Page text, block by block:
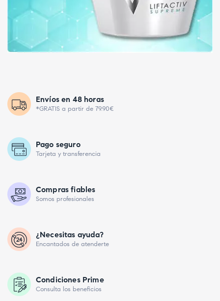
Envíos en 48 horas
*GRATIS a partir de 79.90€
Pago seguro
Tarjeta y transferencia
Compras fiables
Somos profesionales
¿Necesitas ayuda?
Encantados de atenderte
Condiciones Prime
Consulta los beneficios